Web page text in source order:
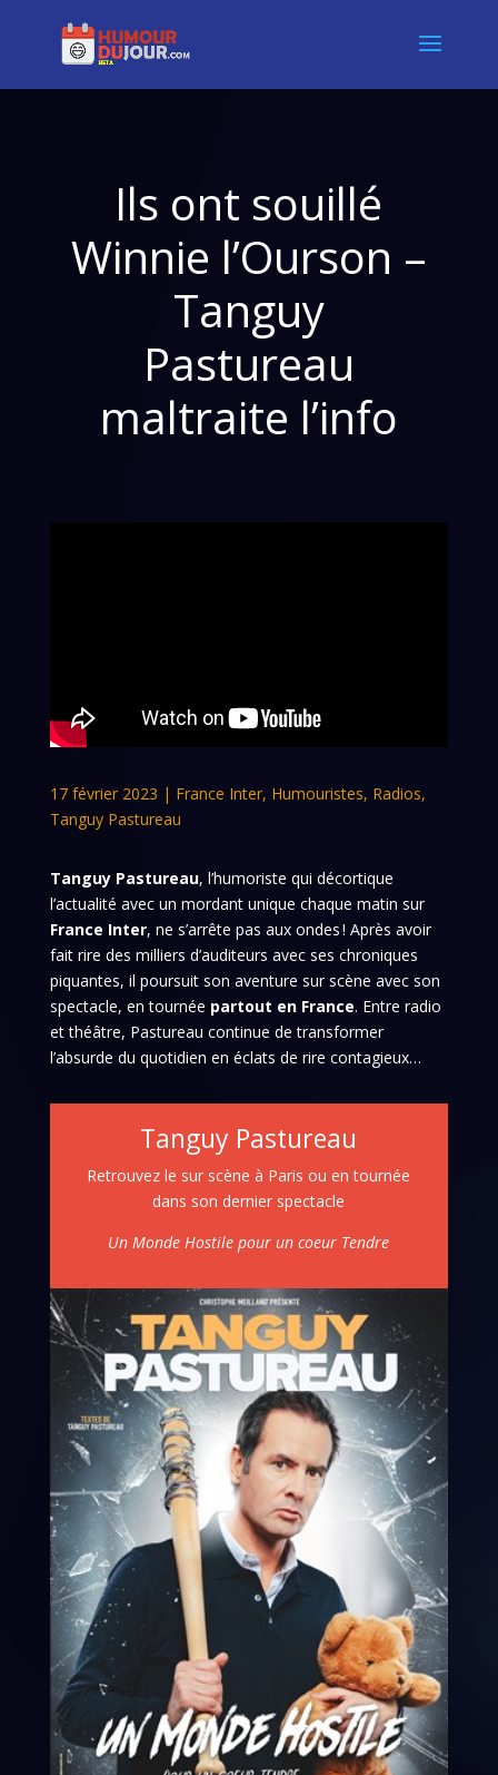
Ils ont souillé
Winnie l’Ourson –
Tanguy
Pastureau
maltraite l’info
17 février 2023 | France Inter, Humouristes, Radios,
Tanguy Pastureau
Tanguy Pastureau, l’humoriste qui décortique
l’actualité avec un mordant unique chaque matin sur
France Inter, ne s’arrête pas aux ondes ! Après avoir
fait rire des milliers d’auditeurs avec ses chroniques
piquantes, il poursuit son aventure sur scène avec son
spectacle, en tournée partout en France. Entre radio
et théâtre, Pastureau continue de transformer
l’absurde du quotidien en éclats de rire contagieux…
Tanguy Pastureau
Retrouvez le sur scène à Paris ou en tournée
dans son dernier spectacle
Un Monde Hostile pour un coeur Tendre